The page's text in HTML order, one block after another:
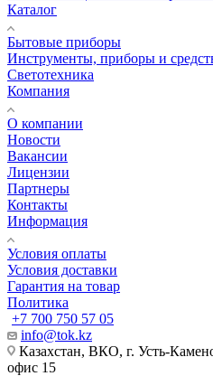
Каталог
Бытовые приборы
Инструменты, приборы и
Светотехника
Компания
О компании
Новости
Вакансии
Лицензии
Партнеры
Контакты
Информация
Условия оплаты
Условия доставки
Гарантия на товар
Политика
+7 700 750 57 05
info@tok.kz
Казахстан, ВКО, г. Усть-
офис 15